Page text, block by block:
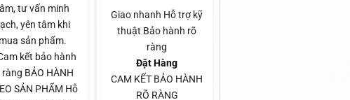
tư vấn minh
yên tâm khi
mua sản phẩm.
kết bảo hành
ràng BẢO HÀNH
SẢN PHẨM Hỗ
Giao nhanh Hỗ trợ kỹ
thuật Bảo hành rõ
ràng
Đặt Hàng
CAM KẾT BẢO HÀNH
RÕ RÀNG